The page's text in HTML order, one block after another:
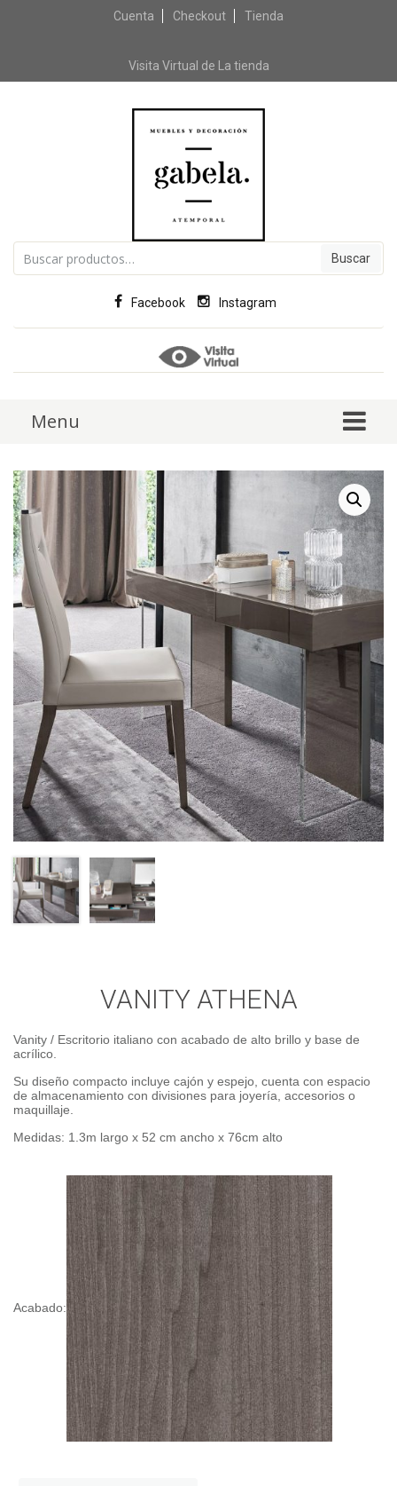
Skip to content
Cuenta Checkout Tienda
Visita Virtual de La tienda
Facebook Instagram
Menu
VANITY ATHENA
Vanity / Escritorio italiano con acabado de alto brillo y base de
acrílico.
Su diseño compacto incluye cajón y espejo, cuenta con espacio
de almacenamiento con divisiones para joyería, accesorios o
maquillaje.
Medidas: 1.3m largo x 52 cm ancho x 76cm alto
Acabado: